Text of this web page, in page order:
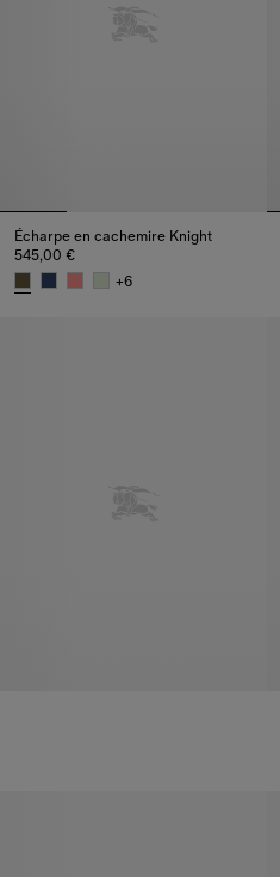
Écharpe en cachemire Knight
545,00 €
+6